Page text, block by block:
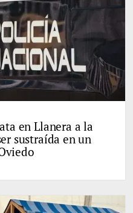
en Llanera a la
sustraída en un